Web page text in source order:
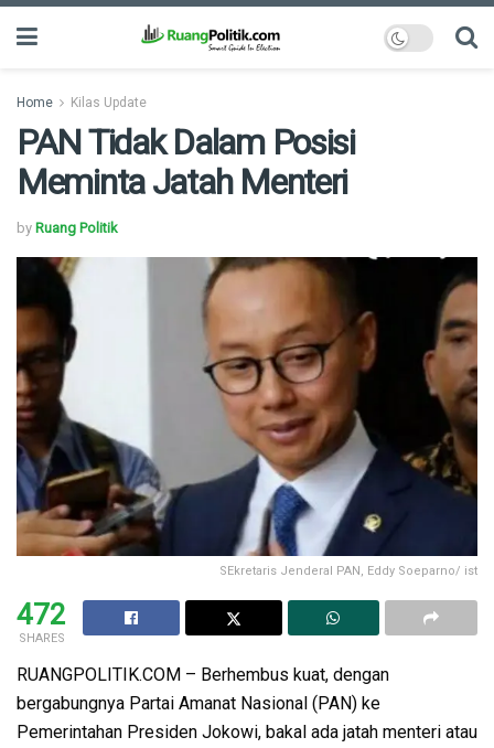
Home Kilas Update
PAN Tidak Dalam Posisi
Meminta Jatah Menteri
by Ruang Politik
SEkretaris Jenderal PAN, Eddy Soeparno/ ist
472
SHARES
RUANGPOLITIK.COM – Berhembus kuat, dengan
bergabungnya Partai Amanat Nasional (PAN) ke
Pemerintahan Presiden Jokowi, bakal ada jatah menteri atau